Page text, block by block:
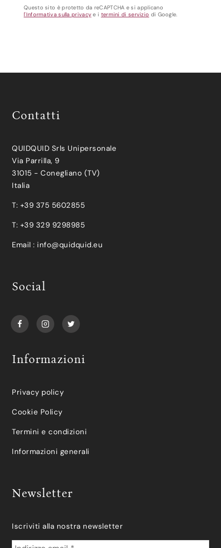
Questo sito è protetto da reCAPTCHA e si applicano
l'Informativa sulla privacy e i termini di servizio di Google.
Contatti
QUIDQUID Srls Unipersonale
Via Parrilla, 9
31015 - Conegliano (TV)
Italia
T: +39 375 5602855
T: +39 329 9298985
Email : info@quidquid.eu
Social
Informazioni
Privacy policy
Cookie Policy
Termini e condizioni
Informazioni generali
Newsletter
Iscriviti alla nostra newsletter